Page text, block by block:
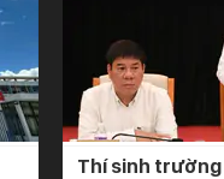
Thí sinh